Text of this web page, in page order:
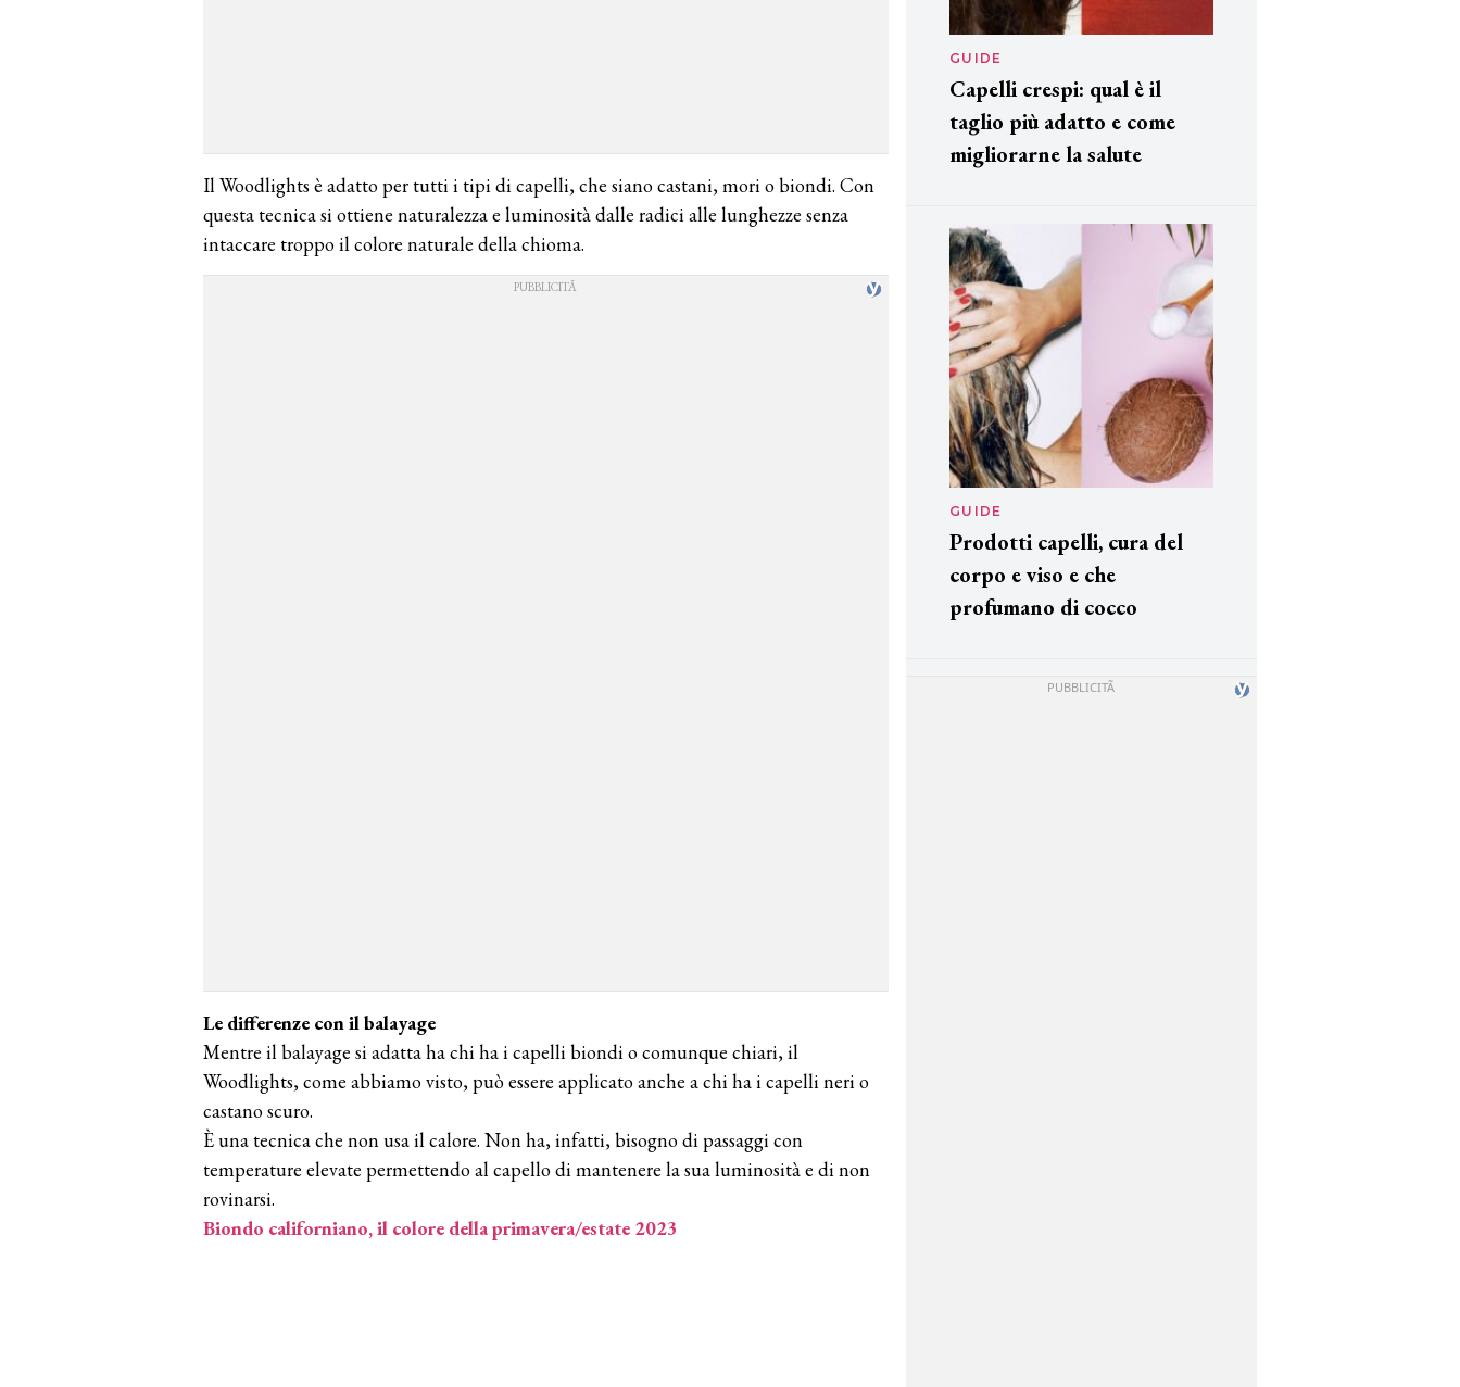
Il Woodlights è adatto per tutti i tipi di capelli, che siano castani, mori o biondi. Con
questa tecnica si ottiene naturalezza e luminosità dalle radici alle lunghezze senza
intaccare troppo il colore naturale della chioma.
Le differenze con il balayage
Mentre il balayage si adatta ha chi ha i capelli biondi o comunque chiari, il
Woodlights, come abbiamo visto, può essere applicato anche a chi ha i capelli neri o
castano scuro.
È una tecnica che non usa il calore. Non ha, infatti, bisogno di passaggi con
temperature elevate permettendo al capello di mantenere la sua luminosità e di non
rovinarsi.
Biondo californiano, il colore della primavera/estate 2023
GUIDE
Capelli crespi: qual è il
taglio più adatto e come
migliorarne la salute
GUIDE
Prodotti capelli, cura del
corpo e viso e che
profumano di cocco